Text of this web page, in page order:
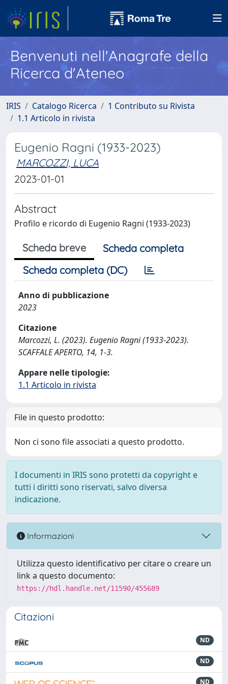
Benvenuti nell'Anagrafe della
Ricerca d'Ateneo
IRIS Catalogo Ricerca
1 Contributo su Rivista
1.1 Articolo in rivista
Eugenio Ragni (1933-2023)
MARCOZZI, LUCA
2023-01-01
Abstract
Profilo e ricordo di Eugenio Ragni (1933-2023)
Scheda breve
Scheda completa
Scheda completa (DC)
Anno di pubblicazione
2023
Citazione
Marcozzi, L. (2023). Eugenio Ragni (1933-2023).
SCAFFALE APERTO, 14, 1-3.
Appare nelle tipologie:
1.1 Articolo in rivista
File in questo prodotto:
Non ci sono file associati a questo prodotto.
I documenti in IRIS sono protetti da copyright e
tutti i diritti sono riservati, salvo diversa
indicazione.
Informazioni
Utilizza questo identificativo per citare o creare un
link a questo documento:
https://hdl.handle.net/11590/455689
Citazioni
ND
ND
ND